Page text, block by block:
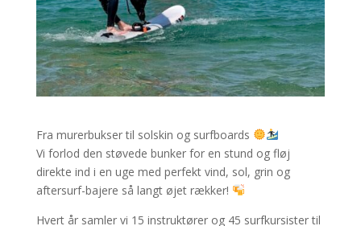
Fra murerbukser til solskin og surfboards
Vi forlod den støvede bunker for en stund og fløj
direkte ind i en uge med perfekt vind, sol, grin og
aftersurf-bajere så langt øjet rækker!
Hvert år samler vi 15 instruktører og 45 surfkursister til